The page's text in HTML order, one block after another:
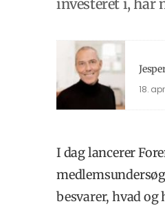
investeret i, har
18.
I dag lancerer
besvarer, hvad og